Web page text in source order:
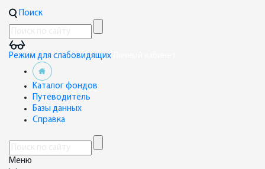
Поиск
Режим для слабовидящих
Каталог фондов
Путеводитель
Базы данных
Справка
Меню